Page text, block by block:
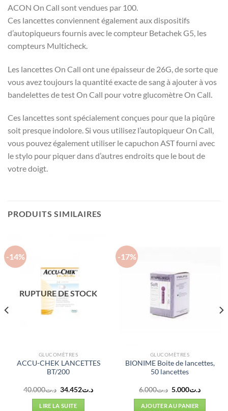
ACON On Call sont vendues par 100.
Ces lancettes conviennent également aux dispositifs
d’autopiqueurs fournis avec le compteur Betachek G5, les
compteurs Multicheck.
Les lancettes On Call ont une épaisseur de 26G, de sorte que
vous avez toujours la quantité exacte de sang à ajouter à vos
bandelettes de test On Call pour votre glucomètre On Call.
Ces lancettes sont spécialement conçues pour que la piqûre
soit presque indolore. Si vous utilisez l’autopiqueur On Call,
vous pouvez également utiliser le capuchon AST fourni avec
le stylo pour piquer dans d’autres endroits que le bout de
votre doigt.
PRODUITS SIMILAIRES
-14%
RUPTURE DE STOCK
GLUCOMÈTRES
ACCU-CHEK LANCETTES
BT/200
د.ت40.000
Le
initial
était :
د.ت34.452
Le
LIRE LA SUITE
-17%
GLUCOMÈTRES
BIONIME Boite de lancettes,
50 lancettes
د.ت6.000
Le
initial
était :
د.ت5.000
Le
AJOUTER AU PANIER